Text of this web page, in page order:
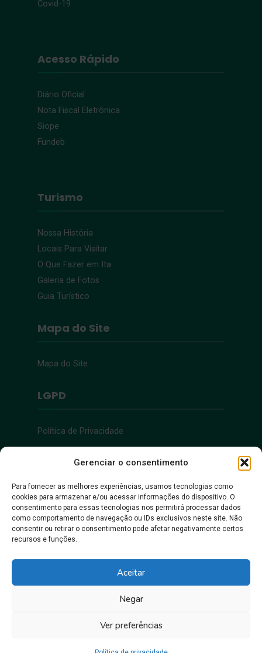
Gerenciar o consentimento
Para fornecer as melhores experiências, usamos tecnologias como
cookies para armazenar e/ou acessar informações do dispositivo. O
consentimento para essas tecnologias nos permitirá processar dados
como comportamento de navegação ou IDs exclusivos neste site. Não
consentir ou retirar o consentimento pode afetar negativamente certos
recursos e funções.
Aceitar
Negar
Ver preferências
Covid-19
Acesso Rápido
Diário Oficial
Nota Fiscal Eletrônica
Siope
Fundeb
Turismo
Nossa História
Locais Para Visitar
O Que Fazer em Ita
Galeria de Fotos
Guia Turístico
Mapa do Site
Mapa do Site
LGPD
Política de Privacidade
Acessibilidade
Acessibilidade